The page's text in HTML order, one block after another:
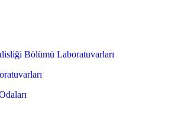
Bölümü Laboratuvarları